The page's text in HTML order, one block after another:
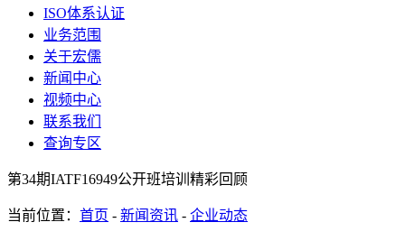
ISO体系认证
业务范围
关于宏儒
新闻中心
视频中心
联系我们
查询专区
第34期IATF16949公开班培训精彩回顾
当前位置： 首页 - 新闻资讯 - 企业动态